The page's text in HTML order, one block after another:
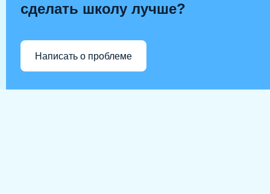
сделать школу лучше?
Написать о проблеме